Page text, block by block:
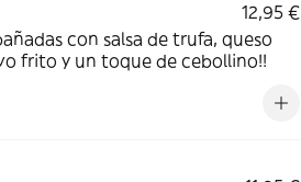
12,95 €
con salsa de trufa, queso
frito y un toque de cebollino!!